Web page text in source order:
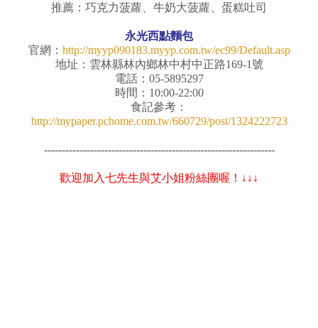
推薦：巧克力菠蘿、牛奶大菠蘿、蛋糕吐司
永光西點麵包
官網： http://myyp090183.myyp.com.tw/ec99/Default.asp
地址：雲林縣林內鄉林中村中正路169-1號
電話：05-5895297
時間：10:00-22:00
食記參考：
http://mypaper.pchome.com.tw/660729/post/1324222723
-----------------------------------------------------------------
歡迎加入七先生與艾小姐粉絲團喔！↓↓↓